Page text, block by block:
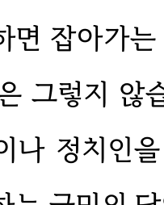
면 잡아가
그렇지 않
나 정치인